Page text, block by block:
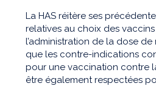
La HAS réitère ses
relatives au choix des
l’administration de la dose
que les contre-indications
pour une vaccination contre
être également respectées